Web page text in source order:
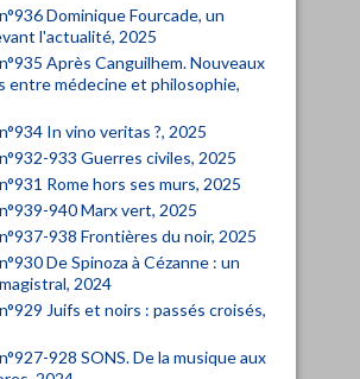
Dominique Fourcade, un
l'actualité, 2025
Après Canguilhem. Nouveaux
entre médecine et philosophie,
In vino veritas ?, 2025
933 Guerres civiles, 2025
Rome hors ses murs, 2025
940 Marx vert, 2025
938 Frontières du noir, 2025
De Spinoza à Cézanne : un
2024
Juifs et noirs : passés croisés,
928 SONS. De la musique aux